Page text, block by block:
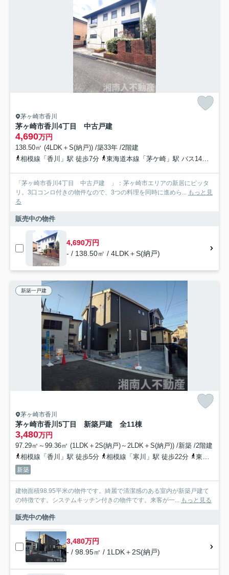
茅ヶ崎市香川
茅ヶ崎市香川4丁目 中古戸建
4,690万円
138.50㎡ (4LDK＋S(納戸)) /築33年 /2階建
相模線「香川」駅 徒歩7分
東海道本線「茅ケ崎」駅 バス14分 神奈川中央交通「変電所前（茅ヶ崎市）」 停歩8分
「茅ヶ崎市香川4丁目 中古戸建 」：茅ヶ崎市エリアの新居にピッタ
リ。3口コンロ付きの物件なので、3つの料理を同時に進めら... もっと見
る
販売中の物件
4,690万円
- / 138.50㎡ / 4LDK＋S(納戸)
新築一戸建
茅ヶ崎市香川
茅ヶ崎市香川5丁目 新築戸建 全11棟
3,480万円
97.29㎡～99.36㎡ (1LDK＋2S(納戸)～2LDK＋S(納戸)) /新築 /2階建
相模線「香川」駅 徒歩5分
相模線「寒川」駅 徒歩22分 東海道本線「茅ケ崎」駅 バス26分 神奈川中央交通「せせらぎ公園入口（神奈川県）」 停歩11分
新築
建物面積98.95平米の物件です。綺麗で清潔感のある室内が新築戸建て
の特徴です。システムキッチン付きの物件です。来客が一... もっと見る
販売中の物件
3,480万円
- / 98.95㎡ / 1LDK＋2S(納戸)